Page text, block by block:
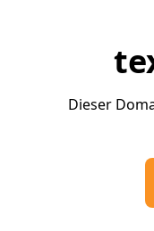
Dieser